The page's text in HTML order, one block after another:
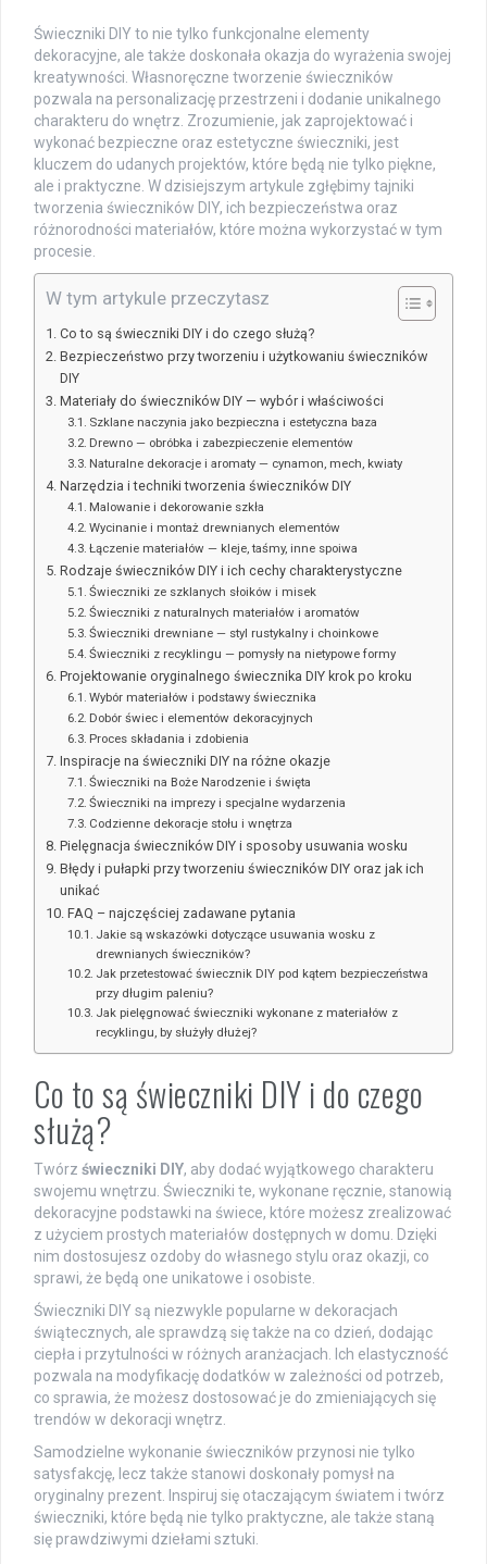
Świeczniki DIY to nie tylko funkcjonalne elementy
dekoracyjne, ale także doskonała okazja do wyrażenia swojej
kreatywności. Własnoręczne tworzenie świeczników
pozwala na personalizację przestrzeni i dodanie unikalnego
charakteru do wnętrz. Zrozumienie, jak zaprojektować i
wykonać bezpieczne oraz estetyczne świeczniki, jest
kluczem do udanych projektów, które będą nie tylko piękne,
ale i praktyczne. W dzisiejszym artykule zgłębimy tajniki
tworzenia świeczników DIY, ich bezpieczeństwa oraz
różnorodności materiałów, które można wykorzystać w tym
procesie.
W tym artykule przeczytasz
Co to są świeczniki DIY i do czego służą?
Bezpieczeństwo przy tworzeniu i użytkowaniu świeczników
DIY
Materiały do świeczników DIY — wybór i właściwości
Szklane naczynia jako bezpieczna i estetyczna baza
Drewno — obróbka i zabezpieczenie elementów
Naturalne dekoracje i aromaty — cynamon, mech, kwiaty
Narzędzia i techniki tworzenia świeczników DIY
Malowanie i dekorowanie szkła
Wycinanie i montaż drewnianych elementów
Łączenie materiałów — kleje, taśmy, inne spoiwa
Rodzaje świeczników DIY i ich cechy charakterystyczne
Świeczniki ze szklanych słoików i misek
Świeczniki z naturalnych materiałów i aromatów
Świeczniki drewniane — styl rustykalny i choinkowe
Świeczniki z recyklingu — pomysły na nietypowe formy
Projektowanie oryginalnego świecznika DIY krok po kroku
Wybór materiałów i podstawy świecznika
Dobór świec i elementów dekoracyjnych
Proces składania i zdobienia
Inspiracje na świeczniki DIY na różne okazje
Świeczniki na Boże Narodzenie i święta
Świeczniki na imprezy i specjalne wydarzenia
Codzienne dekoracje stołu i wnętrza
Pielęgnacja świeczników DIY i sposoby usuwania wosku
Błędy i pułapki przy tworzeniu świeczników DIY oraz jak ich
unikać
FAQ – najczęściej zadawane pytania
Jakie są wskazówki dotyczące usuwania wosku z
drewnianych świeczników?
Jak przetestować świecznik DIY pod kątem bezpieczeństwa
przy długim paleniu?
Jak pielęgnować świeczniki wykonane z materiałów z
recyklingu, by służyły dłużej?
Co to są świeczniki DIY i do czego
służą?
Twórz świeczniki DIY, aby dodać wyjątkowego charakteru
swojemu wnętrzu. Świeczniki te, wykonane ręcznie, stanowią
dekoracyjne podstawki na świece, które możesz zrealizować
z użyciem prostych materiałów dostępnych w domu. Dzięki
nim dostosujesz ozdoby do własnego stylu oraz okazji, co
sprawi, że będą one unikatowe i osobiste.
Świeczniki DIY są niezwykle popularne w dekoracjach
świątecznych, ale sprawdzą się także na co dzień, dodając
ciepła i przytulności w różnych aranżacjach. Ich elastyczność
pozwala na modyfikację dodatków w zależności od potrzeb,
co sprawia, że możesz dostosować je do zmieniających się
trendów w dekoracji wnętrz.
Samodzielne wykonanie świeczników przynosi nie tylko
satysfakcję, lecz także stanowi doskonały pomysł na
oryginalny prezent. Inspiruj się otaczającym światem i twórz
świeczniki, które będą nie tylko praktyczne, ale także staną
się prawdziwymi dziełami sztuki.